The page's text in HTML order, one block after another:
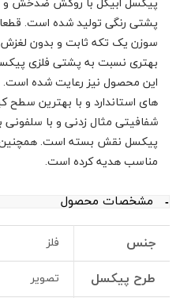
پشتی رنگی تولید شده است.
سوزن یک تکه ثابت و بدون لغزش
بهتری نسبت به پشتی فلزی
این محصول نیز رعایت شده است.
های استاندارد و با بهترین
شفافیتی مثال زدنی و با
پیکسل نقش بسته است. همچنین
مناسب هدیه کرده است.
مشخصات محصول
جنس فلز
طرح پیکسل تصویر